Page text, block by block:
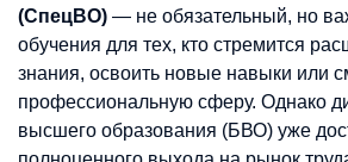
(СпецВО) — не обязательный, но
обучения для тех, кто стремится
знания, освоить новые навыки или
профессиональную сферу. Однако
высшего образования (БВО) уже